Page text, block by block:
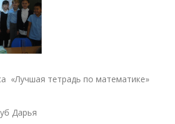
«Лучшая тетрадь по математике»
Дарья